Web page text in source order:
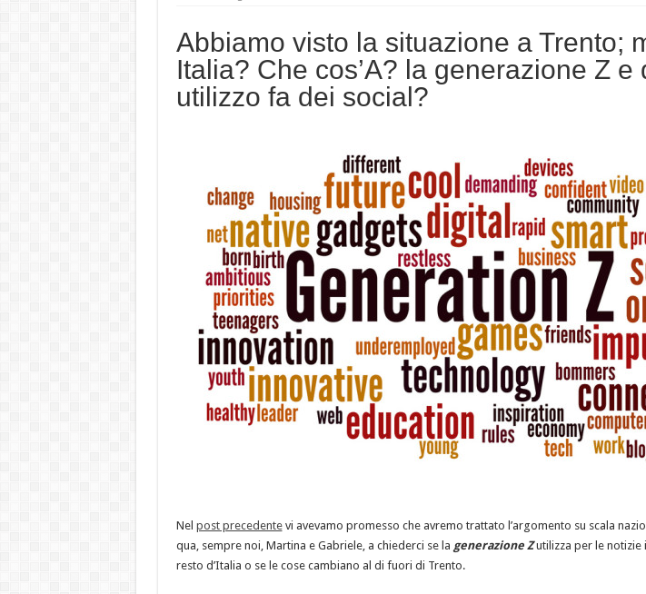
Abbiamo visto la situazione a Trento;
Italia? Che cos’A? la generazione Z e
utilizzo fa dei social?
Nel post precedentevi avevamo promesso che avremo trattato l’argomento su scala
qua, sempre noi, Martina e Gabriele, a chiederci se la generazione Zutilizza per le notizie
resto d’Italia o se le cose cambiano al di fuori di Trento.